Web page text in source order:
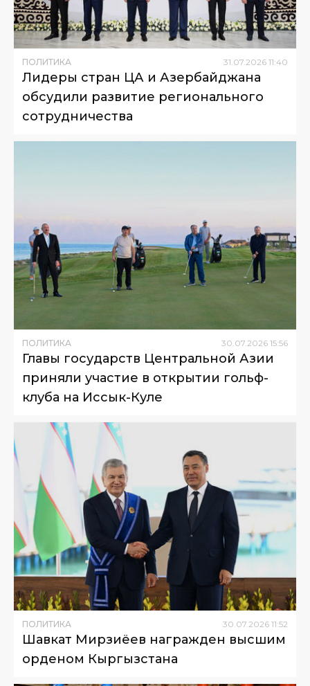
ПОЛИТИКА 31 07 2026 11:40
Лидеры стран ЦА и Азербайджана
обсудили развитие регионального
сотрудничества
ПОЛИТИКА 30.07.2026 15:56
Главы государств Центральной Азии
приняли участие в открытии гольф-
клуба на Иссык-Куле
ПОЛИТИКА 30.07.2026 11:52
Шавкат Мирзиёев награжден высшим
орденом Кыргызстана